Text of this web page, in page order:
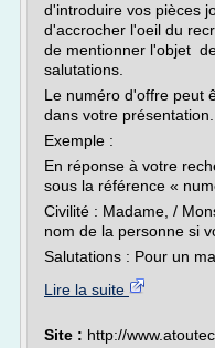
d'introduire vos pièces
d'accrocher l'oeil du
de mentionner l'objet
salutations.
Le numéro d'offre peut
dans votre présentation.
Exemple :
En réponse à votre
sous la référence «
Civilité : Madame, /
nom de la personne si
Salutations : Pour un
Lire la suite
Site : http://